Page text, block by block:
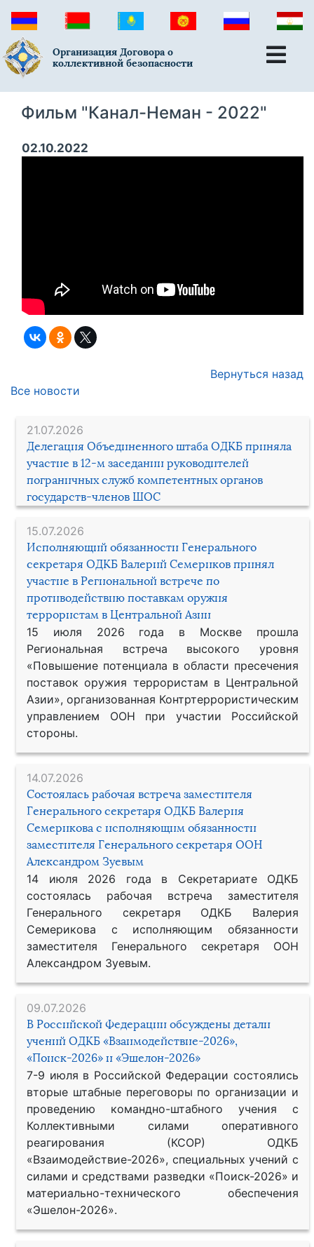
Организация Договора о
коллективной безопасности
21.07.2026
Делегация Объединенного штаба ОДКБ приняла
участие в 12-м заседании руководителей
пограничных служб компетентных органов
государств-членов ШОС
15.07.2026
Исполняющий обязанности Генерального
секретаря ОДКБ Валерий Семериков принял
участие в Региональной встрече по
противодействию поставкам оружия
террористам в Центральной Азии
15 июля 2026 года в Москве прошла
Региональная встреча высокого уровня
«Повышение потенциала в области пресечения
поставок оружия террористам в Центральной
Азии», организованная Контртеррористическим
управлением ООН при участии Российской
стороны.
14.07.2026
Состоялась рабочая встреча заместителя
Генерального секретаря ОДКБ Валерия
Семерикова с исполняющим обязанности
заместителя Генерального секретаря ООН
Александром Зуевым
14 июля 2026 года в Секретариате ОДКБ
состоялась рабочая встреча заместителя
Генерального секретаря ОДКБ Валерия
Семерикова с исполняющим обязанности
заместителя Генерального секретаря ООН
Александром Зуевым.
09.07.2026
В Российской Федерации обсуждены детали
учений ОДКБ «Взаимодействие-2026»,
«Поиск-2026» и «Эшелон-2026»
7-9 июля в Российской Федерации состоялись
вторые штабные переговоры по организации и
проведению командно-штабного учения с
Коллективными силами оперативного
реагирования (КСОР) ОДКБ
«Взаимодействие-2026», специальных учений с
силами и средствами разведки «Поиск-2026» и
материально-технического обеспечения
«Эшелон-2026».
Фильм "Канал-Неман - 2022"
02.10.2022
Вернуться назад
Все новости